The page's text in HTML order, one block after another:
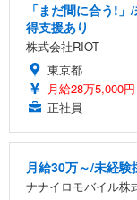
「まだ間に合う!
得支援あり
株式会社RIOT
東京都
月給28万5,000
正社員
月給30万～/未経
ナナイロモバイル株